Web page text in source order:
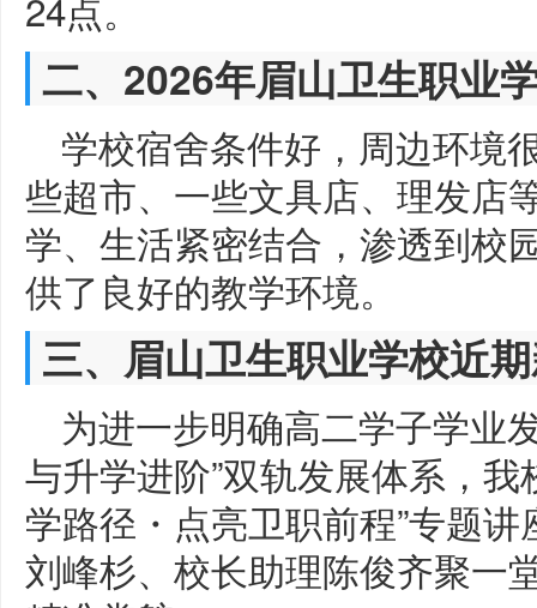
二、2026年眉山卫生职业
学校宿舍条件好，周边环境
些超市、一些文具店、理发店
学、生活紧密结合，渗透到校
供了良好的教学环境。
三、眉山卫生职业学校近
为进一步明确高二学子学业
与升学进阶”双轨发展体系，
学路径・点亮卫职前程”专题
刘峰杉、校长助理陈俊齐聚一